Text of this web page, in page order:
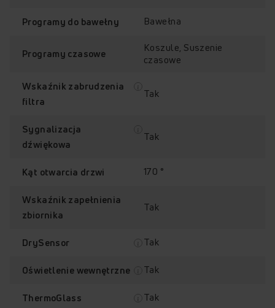
Intensywność
Amica ADC93LiVDT
zawartość.
ChildLock
+
AmiFilter 3.0
Mniej zagnieceń
+
HeatPump
OTWÓRZ
Poznaj najważniejsze funkcje suszarki
Programy do bawełny Bawełna
Programy czasowe
Koszule, Suszenie
czasowe
Wskaźnik zabrudzenia
filtra
Tak
Sygnalizacja
dźwiękowa
Tak
Kąt otwarcia drzwi 170 °
Wskaźnik zapełnienia
zbiornika
Tak
DrySensor Tak
Oświetlenie wewnętrzne Tak
ThermoGlass Tak